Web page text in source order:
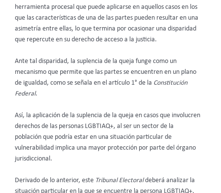
herramienta procesal que puede aplicarse en aquellos casos en los
que las características de una de las partes pueden resultar en una
asimetría entre ellas, lo que termina por ocasionar una disparidad
que repercute en su derecho de acceso a la justicia.
Ante tal disparidad, la suplencia de la queja funge como un
mecanismo que permite que las partes se encuentren en un plano
de igualdad, como se señala en el artículo 1° de la Constitución
Federal.
Así, la aplicación de la suplencia de la queja en casos que involucren
derechos de las personas LGBTIAQ+, al ser un sector de la
población que podría estar en una situación particular de
vulnerabilidad implica una mayor protección por parte del órgano
jurisdiccional.
Derivado de lo anterior, este Tribunal Electoraldeberá analizar la
situación particular en la que se encuentre la persona LGBTIAQ+,